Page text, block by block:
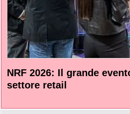
NRF 2026: Il grande
settore retail